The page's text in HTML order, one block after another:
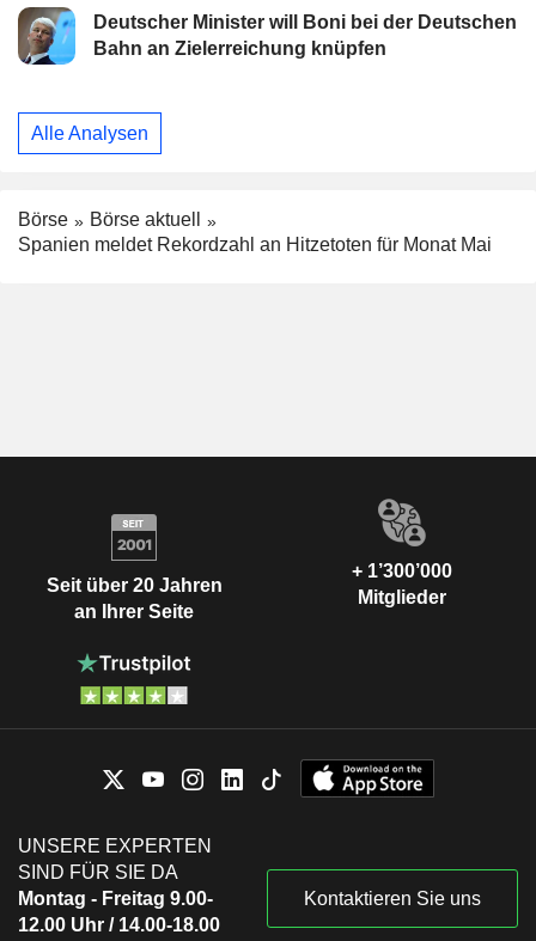
Deutscher Minister will Boni bei der Deutschen
Bahn an Zielerreichung knüpfen
Alle Analysen
Börse
Börse aktuell
Spanien meldet Rekordzahl an Hitzetoten für Monat Mai
Seit über 20 Jahren
an Ihrer Seite
+ 1’300’000
Mitglieder
UNSERE EXPERTEN
SIND FÜR SIE DA
Montag - Freitag 9.00-
12.00 Uhr / 14.00-18.00
Kontaktieren Sie uns